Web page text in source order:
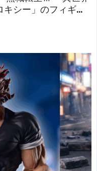
シー」のフィギュ